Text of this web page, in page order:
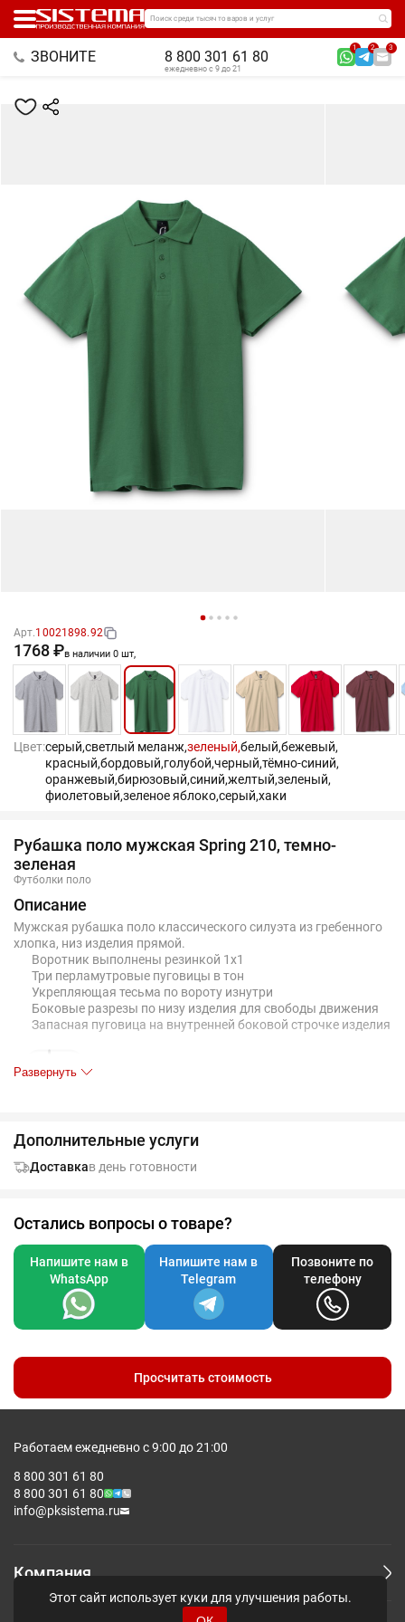
Поиск среди тысяч товаров и услуг
ЗВОНИТЕ 8 800 301 61 80
1 2 3
ежедневно с 9 до 21
Арт.10021898.92
1768 ₽в наличии 0 шт,
Цвет:серый,светлый меланж,зеленый,белый,бежевый,
красный,бордовый,голубой,черный,тёмно-синий,
оранжевый,бирюзовый,синий,желтый,зеленый,
фиолетовый,зеленое яблоко,серый,хаки
Рубашка поло мужская Spring 210, темно-
зеленая
Футболки поло
Описание
Мужская рубашка поло классического силуэта из гребенного
хлопка, низ изделия прямой.
Воротник выполнены резинкой 1x1
Три перламутровые пуговицы в тон
Укрепляющая тесьма по вороту изнутри
Боковые разрезы по низу изделия для свободы движения
Запасная пуговица на внутренней боковой строчке изделия
Таблица размеров, см S
B 70 72 74 76 79 83
Допускаются отклонения в 5% от указанных параметров по
размеру и цвету.
Развернуть
Дополнительные услуги
Доставкав день готовности
Остались вопросы о товаре?
Напишите нам в
WhatsApp
Напишите нам в
Telegram
Позвоните по
телефону
Просчитать стоимость
Работаем ежедневно с 9:00 до 21:00
8 800 301 61 80
8 800 301 61 80
info@pksistema.ru
Компания
Этот сайт использует куки для улучшения работы.